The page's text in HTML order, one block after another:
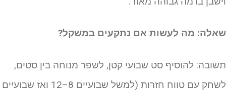
מה לעשות אם נתקעים במשקל?
להוסיף סט שבועי קטן, לשפר מנוחה בין סטים,
לשחק עם טווח חזרות (למשל שבועיים 8–12 ואז שבועיים